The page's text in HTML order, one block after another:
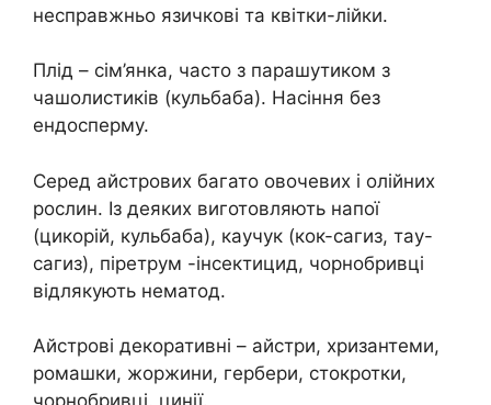
несправжньо язичкові та квітки-лійки.
Плід – сім’янка, часто з парашутиком з
чашолистиків (кульбаба). Насіння без
ендосперму.
Серед айстрових багато овочевих і олійних
рослин. Із деяких виготовляють напої
(цикорій, кульбаба), каучук (кок-сагиз, тау-
сагиз), піретрум -інсектицид, чорнобривці
відлякують нематод.
Айстрові декоративні – айстри, хризантеми,
ромашки, жоржини, гербери, стокротки,
чорнобривці, цинії.